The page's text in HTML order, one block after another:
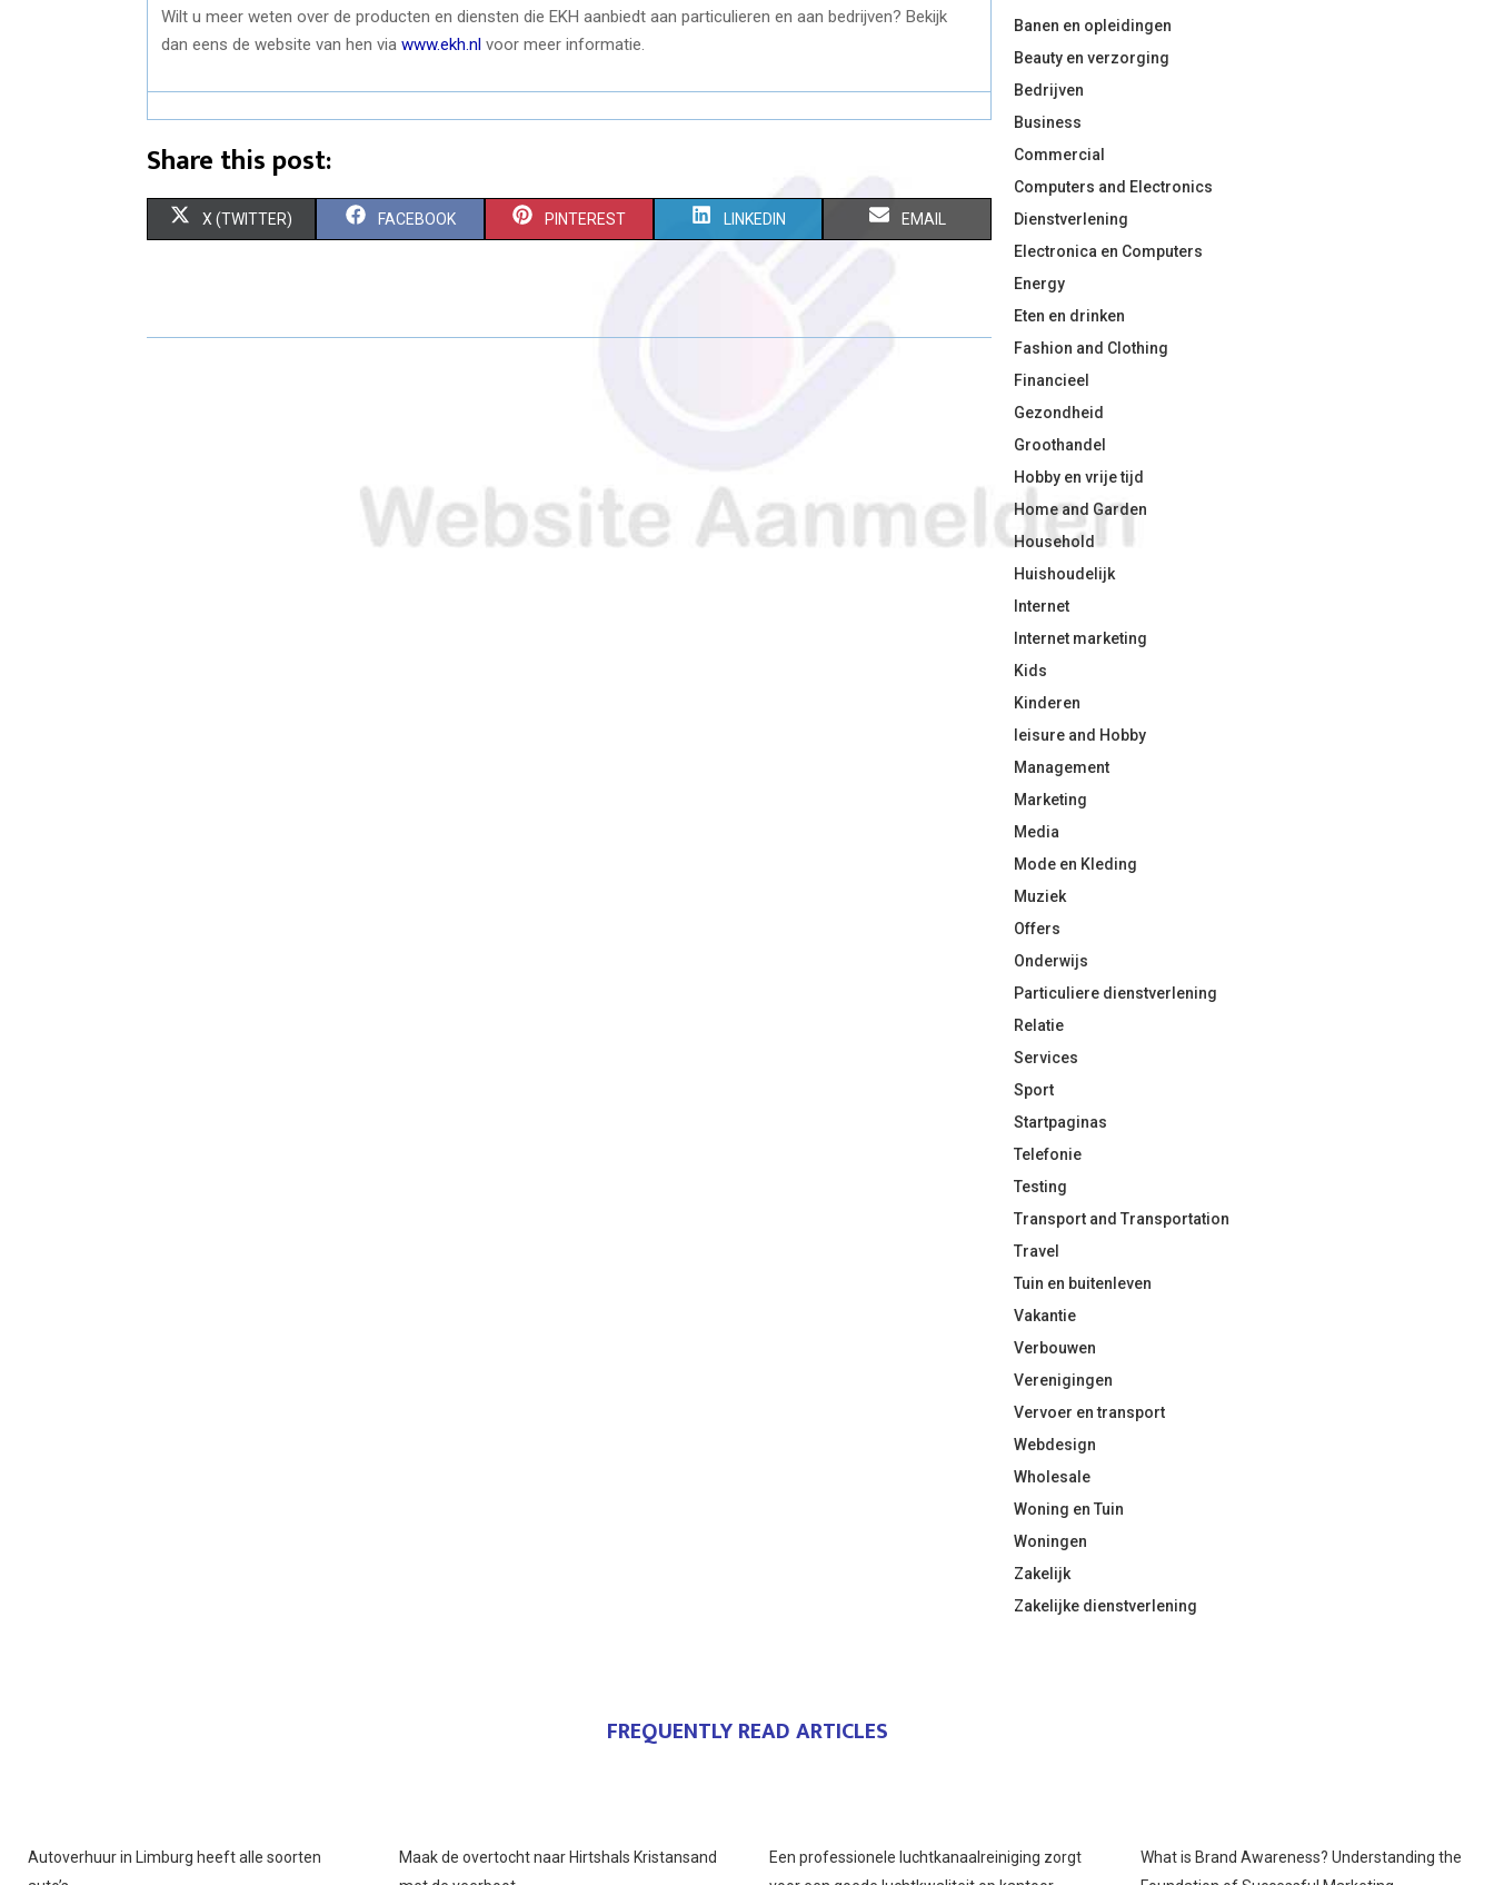
Wilt u meer weten over de producten en diensten die EKH aanbiedt aan particulieren en aan bedrijven? Bekijk
dan eens de website van hen via www.ekh.nl voor meer informatie.
Share this post:
S
R
X (TWITTER) S
R
FACEBOOK S
R
PINTEREST S
R
LINKEDIN S
R
EMAIL
Banen en opleidingen
Beauty en verzorging
Bedrijven
Business
Commercial
Computers and Electronics
Dienstverlening
Electronica en Computers
Energy
Eten en drinken
Fashion and Clothing
Financieel
Gezondheid
Groothandel
Hobby en vrije tijd
Home and Garden
Household
Huishoudelijk
Internet
Internet marketing
Kids
Kinderen
leisure and Hobby
Management
Marketing
Media
Mode en Kleding
Muziek
Offers
Onderwijs
Particuliere dienstverlening
Relatie
Services
Sport
Startpaginas
Telefonie
Testing
Transport and Transportation
Travel
Tuin en buitenleven
Vakantie
Verbouwen
Verenigingen
Vervoer en transport
Webdesign
Wholesale
Woning en Tuin
Woningen
Zakelijk
Zakelijke dienstverlening
FREQUENTLY READ ARTICLES
Autoverhuur in Limburg heeft alle soorten
Maak de overtocht naar Hirtshals Kristansand
Een professionele luchtkanaalreiniging zorgt
What is Brand Awareness? Understanding the